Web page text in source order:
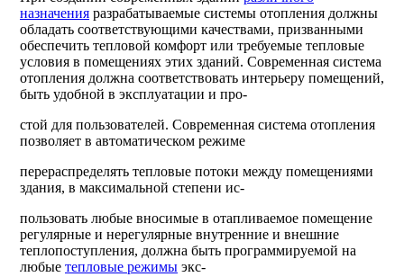
назначения разрабатываемые системы отопления должны
обладать соответствующими качествами, призванными
обеспечить тепловой комфорт или требуемые тепловые
условия в помещениях этих зданий. Современная система
отопления должна соответствовать интерьеру помещений,
быть удобной в эксплуатации и про-
стой для пользователей. Современная система отопления
позволяет в автоматическом режиме
перераспределять тепловые потоки между помещениями
здания, в максимальной степени ис-
пользовать любые вносимые в отапливаемое помещение
регулярные и нерегулярные внутренние и внешние
теплопоступления, должна быть программируемой на
любые тепловые режимы экс-